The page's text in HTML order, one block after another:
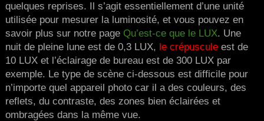
quelques reprises. Il s’agit essentiellement d’une unité
utilisée pour mesurer la luminosité, et vous pouvez en
savoir plus sur notre page Qu’est-ce que le LUX. Une
nuit de pleine lune est de 0,3 LUX, le crépusculeest de
10 LUX et l’éclairage de bureau est de 300 LUX par
exemple. Le type de scène ci-dessous est difficile pour
n’importe quel appareil photo car il a des couleurs, des
reflets, du contraste, des zones bien éclairées et
ombragées dans la même vue.